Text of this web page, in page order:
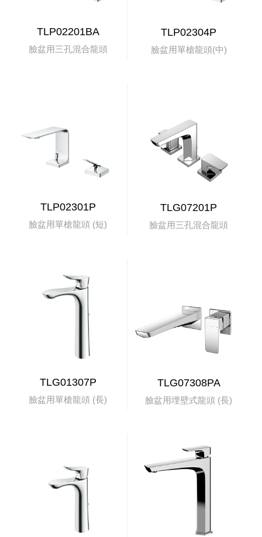
TLP02201BA
臉盆用三孔混合龍頭
TLP02304P
臉盆用單槍龍頭(中)
TLP02301P
臉盆用單槍龍頭 (短)
TLG07201P
臉盆用三孔混合龍頭
TLG01307P
臉盆用單槍龍頭 (長)
TLG07308PA
臉盆用埋壁式龍頭 (長)